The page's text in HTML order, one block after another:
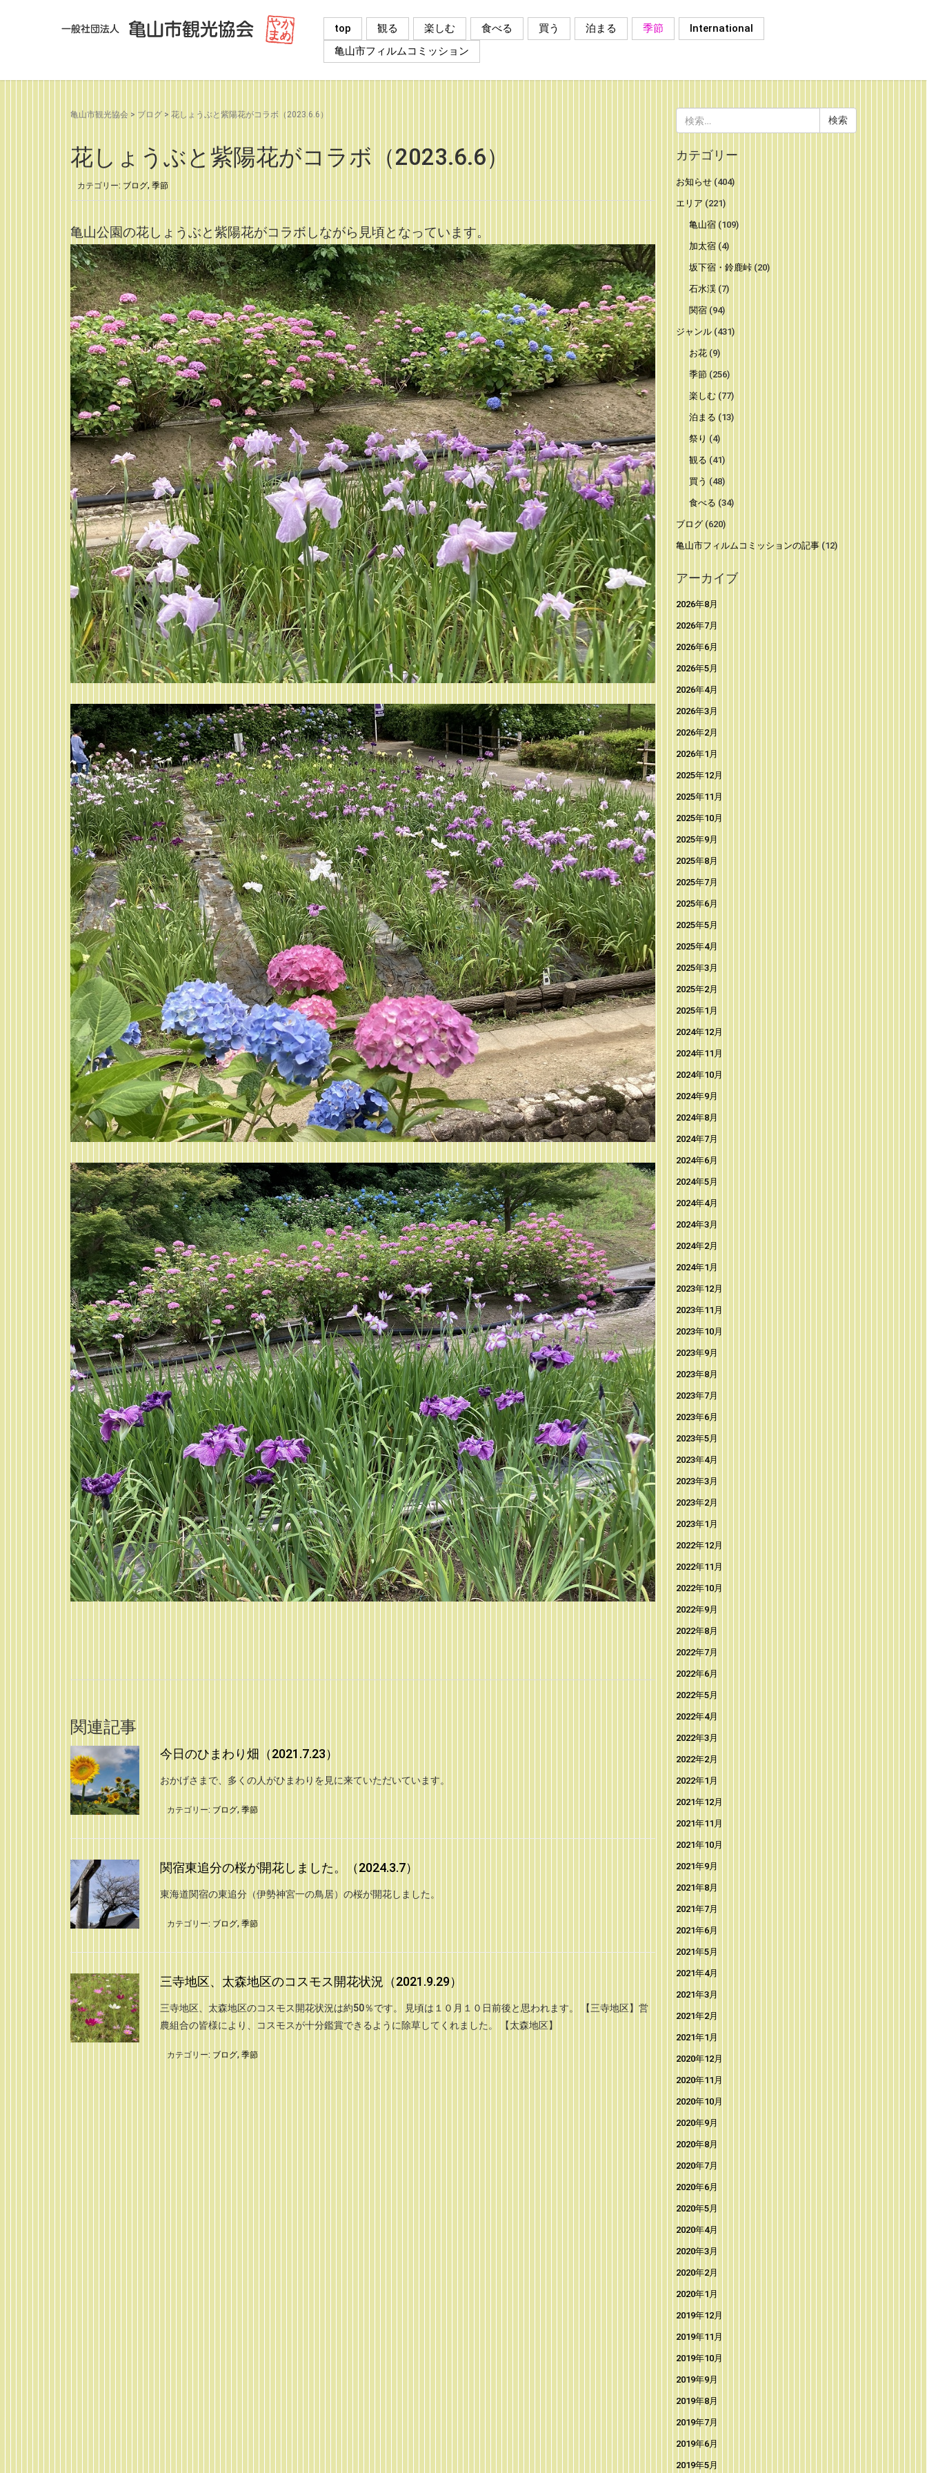
top 観る 楽しむ 食べる 買う 泊まる 季節
International
亀山市フィルムコミッション
亀山市観光協会 > ブログ > 花しょうぶと紫陽花がコラボ（2023.6.6）
花しょうぶと紫陽花がコラボ（2023.6.6）
カテゴリー: ブログ, 季節
亀山公園の花しょうぶと紫陽花がコラボしながら見頃となっています。
関連記事
今日のひまわり畑（2021.7.23）
おかげさまで、多くの人がひまわりを見に来ていただいています。
カテゴリー: ブログ, 季節
関宿東追分の桜が開花しました。（2024.3.7）
東海道関宿の東追分（伊勢神宮一の鳥居）の桜が開花しました。
カテゴリー: ブログ, 季節
三寺地区、太森地区のコスモス開花状況（2021.9.29）
三寺地区、太森地区のコスモス開花状況は約50％です。 見頃は１０月１０日前後と思われます。 【三寺地区】営
農組合の皆様により、コスモスが十分鑑賞できるように除草してくれました。 【太森地区】
カテゴリー: ブログ, 季節
索:
カテゴリー
お知らせ(404)
エリア (221)
亀山宿 (109)
加太宿 (4)
坂下宿・鈴鹿峠 (20)
石水渓 (7)
関宿 (94)
ジャンル(431)
お花 (9)
季節 (256)
楽しむ (77)
泊まる (13)
祭り (4)
観る (41)
買う (48)
食べる (34)
ブログ(620)
亀山市フィルムコミッションの記事(12)
アーカイブ
2026年8月
2026年7月
2026年6月
2026年5月
2026年4月
2026年3月
2026年2月
2026年1月
2025年12月
2025年11月
2025年10月
2025年9月
2025年8月
2025年7月
2025年6月
2025年5月
2025年4月
2025年3月
2025年2月
2025年1月
2024年12月
2024年11月
2024年10月
2024年9月
2024年8月
2024年7月
2024年6月
2024年5月
2024年4月
2024年3月
2024年2月
2024年1月
2023年12月
2023年11月
2023年10月
2023年9月
2023年8月
2023年7月
2023年6月
2023年5月
2023年4月
2023年3月
2023年2月
2023年1月
2022年12月
2022年11月
2022年10月
2022年9月
2022年8月
2022年7月
2022年6月
2022年5月
2022年4月
2022年3月
2022年2月
2022年1月
2021年12月
2021年11月
2021年10月
2021年9月
2021年8月
2021年7月
2021年6月
2021年5月
2021年4月
2021年3月
2021年2月
2021年1月
2020年12月
2020年11月
2020年10月
2020年9月
2020年8月
2020年7月
2020年6月
2020年5月
2020年4月
2020年3月
2020年2月
2020年1月
2019年12月
2019年11月
2019年10月
2019年9月
2019年8月
2019年7月
2019年6月
2019年5月